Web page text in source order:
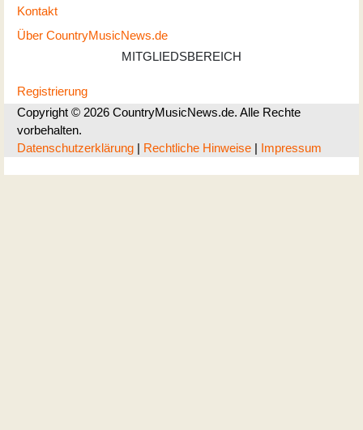
Kontakt
Über CountryMusicNews.de
MITGLIEDSBEREICH
Registrierung
Copyright © 2026 CountryMusicNews.de. Alle Rechte
vorbehalten.
Datenschutzerklärung | Rechtliche Hinweise | Impressum